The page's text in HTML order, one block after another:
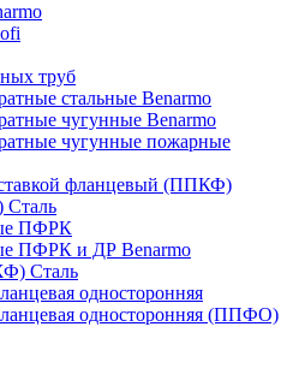
труб
стальные Benarmo
чугунные Benarmo
чугунные пожарные
фланцевый (ППКФ)
Сталь
ПФРК
ПФРК и ДР Benarmo
Сталь
односторонняя
односторонняя (ППФО)